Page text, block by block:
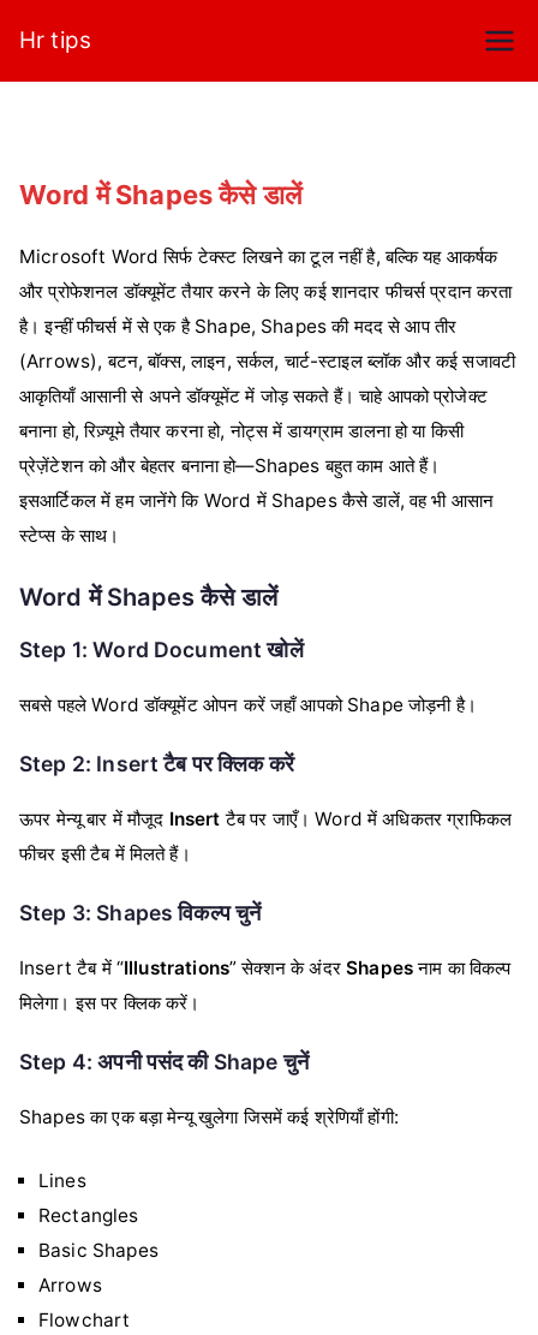
content
Hr tips
Word में Shapes कैसे डालें
Microsoft Word सिर्फ टेक्स्ट लिखने का टूल नहीं है, बल्कि यह आकर्षक
और प्रोफेशनल डॉक्यूमेंट तैयार करने के लिए कई शानदार फीचर्स प्रदान करता
है। इन्हीं फीचर्स में से एक है Shape, Shapes की मदद से आप तीर
(Arrows), बटन, बॉक्स, लाइन, सर्कल, चार्ट-स्टाइल ब्लॉक और कई सजावटी
आकृतियाँ आसानी से अपने डॉक्यूमेंट में जोड़ सकते हैं। चाहे आपको प्रोजेक्ट
बनाना हो, रिज़्यूमे तैयार करना हो, नोट्स में डायग्राम डालना हो या किसी
प्रेज़ेंटेशन को और बेहतर बनाना हो—Shapes बहुत काम आते हैं।
इसआर्टिकल में हम जानेंगे कि Word में Shapes कैसे डालें, वह भी आसान
स्टेप्स के साथ।
Word में Shapes कैसे डालें
Step 1: Word Document खोलें
सबसे पहले Word डॉक्यूमेंट ओपन करें जहाँ आपको Shape जोड़नी है।
Step 2: Insert टैब पर क्लिक करें
ऊपर मेन्यू बार में मौजूद Insert टैब पर जाएँ। Word में अधिकतर ग्राफिकल
फीचर इसी टैब में मिलते हैं।
Step 3: Shapes विकल्प चुनें
Insert टैब में “Illustrations” सेक्शन के अंदरShapesनाम का विकल्प
मिलेगा। इस पर क्लिक करें।
Step 4: अपनी पसंद की Shape चुनें
Shapes का एक बड़ा मेन्यू खुलेगा जिसमें कई श्रेणियाँ होंगी:
Lines
Rectangles
Basic Shapes
Arrows
Flowchart